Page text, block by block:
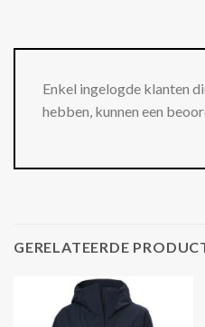
Enkel ingelogde klanten
hebben, kunnen een
GERELATEERDE